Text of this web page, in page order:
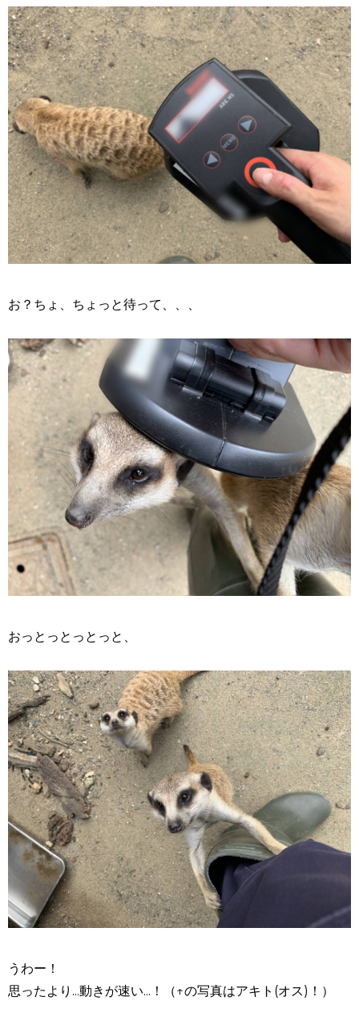
お？ちょ、ちょっと待って、、、
おっとっとっとっと、
うわー！
思ったより...動きが速い...！（↑の写真はアキト(オス)！）